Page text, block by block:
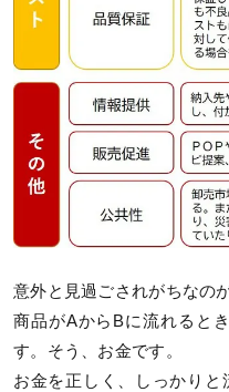
意外と見過ごされがちなの
商品がAからBに流れると
す。そう、お金です。
お金を正しく、しっかりと